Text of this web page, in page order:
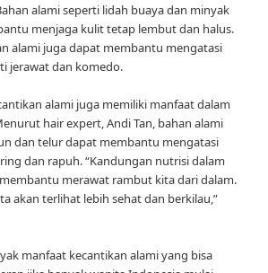
alami seperti lidah buaya dan minyak
menjaga kulit tetap lembut dan halus.
alami juga dapat membantu mengatasi
jerawat dan komedo.
alami juga memiliki manfaat dalam
hair expert, Andi Tan, bahan alami
dan telur dapat membantu mengatasi
dan rapuh. “Kandungan nutrisi dalam
merawat rambut kita dari dalam.
akan terlihat lebih sehat dan berkilau,”
manfaat kecantikan alami yang bisa